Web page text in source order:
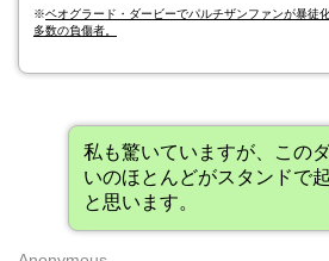
※ベオグラード・ダービーでパルチザンファンが暴徒
多数の負傷者。
私も驚いていますが、この
いのほとんどがスタンドで
と思います。